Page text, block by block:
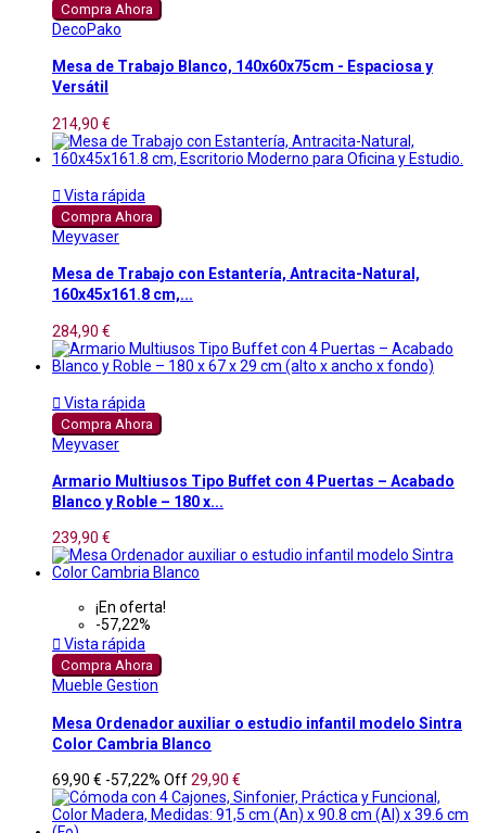
Compra Ahora
DecoPako
Mesa de Trabajo Blanco, 140x60x75cm - Espaciosa y
Versátil
214,90 €
 Vista rápida
Compra Ahora
Meyvaser
Mesa de Trabajo con Estantería, Antracita-Natural,
160x45x161.8 cm,...
284,90 €
 Vista rápida
Compra Ahora
Meyvaser
Armario Multiusos Tipo Buffet con 4 Puertas – Acabado
Blanco y Roble – 180 x...
239,90 €
¡En oferta!
-57,22%
 Vista rápida
Compra Ahora
Mueble Gestion
Mesa Ordenador auxiliar o estudio infantil modelo Sintra
Color Cambria Blanco
69,90 € -57,22% Off29,90 €